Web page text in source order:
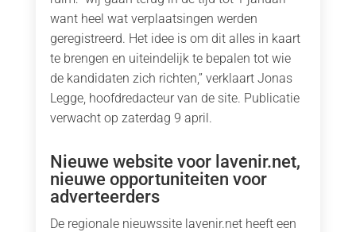
want heel wat verplaatsingen werden
geregistreerd. Het idee is om dit alles in kaart
te brengen en uiteindelijk te bepalen tot wie
de kandidaten zich richten,” verklaart Jonas
Legge, hoofdredacteur van de site. Publicatie
verwacht op zaterdag 9 april.
Nieuwe website voor lavenir.net,
nieuwe opportuniteiten voor
adverteerders
De regionale nieuwssite lavenir.net heeft een